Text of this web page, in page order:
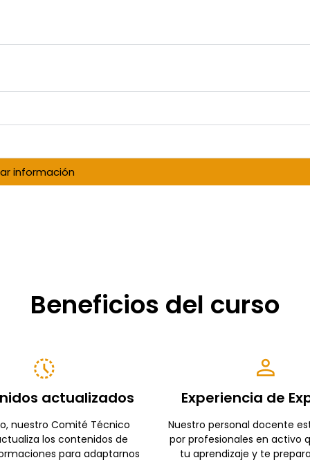
información
Beneficios del curso
actualizados
nuestro Comité Técnico
los contenidos de
para adaptarnos
Experiencia de
Nuestro personal docente
por profesionales en activo
tu aprendizaje y te